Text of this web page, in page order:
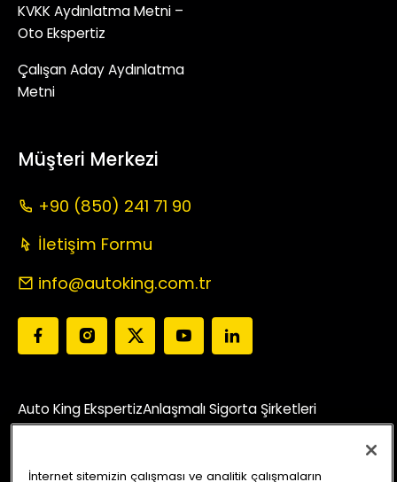
KVKK Aydınlatma Metni –
Oto Ekspertiz
Çalışan Aday Aydınlatma
Metni
Müşteri Merkezi
+90 (850) 241 71 90
İletişim Formu
info@autoking.com.tr
Auto King EkspertizAnlaşmalı Sigorta Şirketleri
Araç SorguServis MerkezleriKampanyalarBlog
İnternet sitemizin çalışması ve analitik çalışmaların